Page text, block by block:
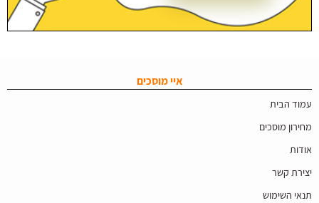
איי מוסכים
עמוד הבית
מחירון מוסכים
אודות
יצירת קשר
תנאי השימוש